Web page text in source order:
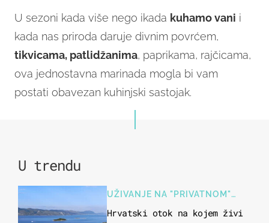
U sezoni kada više nego ikada kuhamo vani i
kada nas priroda daruje divnim povrćem,
tikvicama, patlidžanima, paprikama, rajčicama,
ova jednostavna marinada mogla bi vam
postati obavezan kuhinjski sastojak.
U trendu
UŽIVANJE NA "PRIVATNOM"
OTOKU
Hrvatski otok na kojem živi